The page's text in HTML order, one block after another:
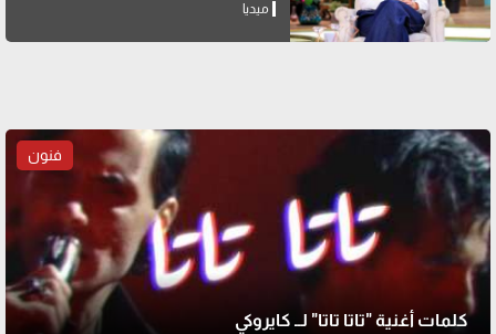
ميديا
فنون
كلمات أغنية "تاتا تاتا" لــ كايروكي